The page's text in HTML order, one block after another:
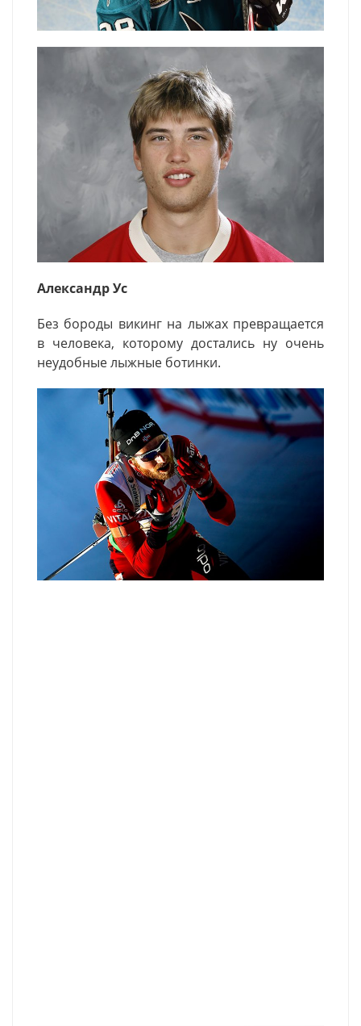
Александр Ус
Без бороды викинг на лыжах превращается
в человека, которому достались ну очень
неудобные лыжные ботинки.